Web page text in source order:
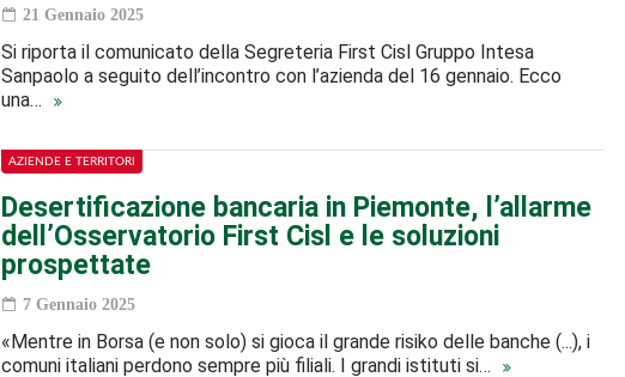
21 Gennaio 2025
Si riporta il comunicato della Segreteria First Cisl Gruppo Intesa
Sanpaolo a seguito dell’incontro con l’azienda del 16 gennaio. Ecco
una…
AZIENDE E TERRITORI
Desertificazione bancaria in Piemonte, l’allarme
dell’Osservatorio First Cisl e le soluzioni
prospettate
7 Gennaio 2025
«Mentre in Borsa (e non solo) si gioca il grande risiko delle banche (...), i
comuni italiani perdono sempre più filiali. I grandi istituti si…